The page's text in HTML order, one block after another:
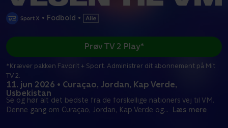
• Fodbold •
11. jun 2026 • Curaçao, Jordan, Kap Verde,
Usbekistan
Se og hør alt det bedste fra de forskellige nationers vej til VM.
Denne gang om Curaçao, Jordan, Kap Verde og... Læs mere
Prøv TV 2 Play*
*Kræver pakken Favorit + Sport. Administrer dit abonnement på Mit
TV 2.